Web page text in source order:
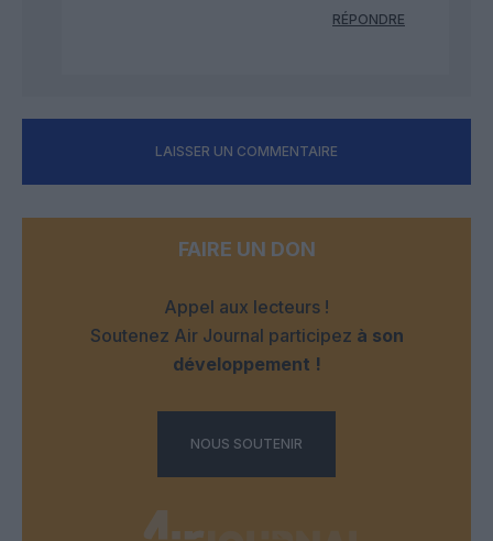
RÉPONDRE
LAISSER UN COMMENTAIRE
FAIRE UN DON
Appel aux lecteurs !
Soutenez Air Journal participez à son
développement !
NOUS SOUTENIR